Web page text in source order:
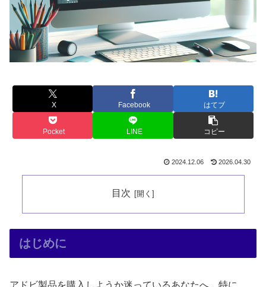
X Facebook はてブ
Pocket LINE コピー
2024.12.06 2026.04.30
目次
はじめに
アドビ製品を購入しようか迷っているあなたへ、特に